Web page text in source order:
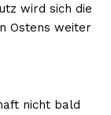
wird sich die
Ostens weiter
nicht bald